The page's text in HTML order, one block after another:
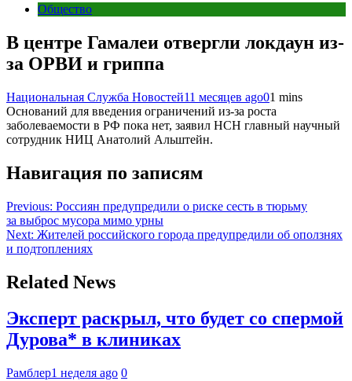
Общество
В центре Гамалеи отвергли локдаун из-
за ОРВИ и гриппа
Национальная Служба Новостей11 месяцев ago01 mins
Оснований для введения ограничений из-за роста
заболеваемости в РФ пока нет, заявил НСН главный научный
сотрудник НИЦ Анатолий Альштейн.
Навигация по записям
Previous: Россиян предупредили о риске сесть в тюрьму
за выброс мусора мимо урны
Next: Жителей российского города предупредили об оползнях
и подтоплениях
Related News
Эксперт раскрыл, что будет со спермой
Дурова* в клиниках
Рамблер1 неделя ago 0